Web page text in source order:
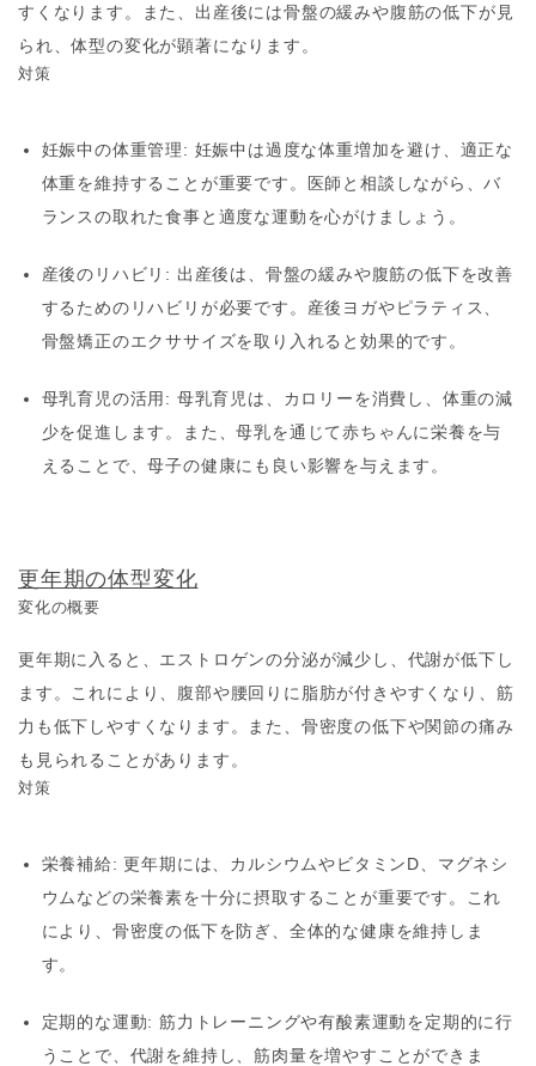
すくなります。また、出産後には骨盤の緩みや腹筋の低下が見
られ、体型の変化が顕著になります。
対策
妊娠中の体重管理: 妊娠中は過度な体重増加を避け、適正な
体重を維持することが重要です。医師と相談しながら、バ
ランスの取れた食事と適度な運動を心がけましょう。
産後のリハビリ : 出産後は、骨盤の緩みや腹筋の低下を改善
するためのリハビリが必要です。産後ヨガやピラティス、
骨盤矯正のエクササイズを取り入れると効果的です。
母乳育児の活用 : 母乳育児は、カロリーを消費し、体重の減
少を促進します。また、母乳を通じて赤ちゃんに栄養を与
えることで、母子の健康にも良い影響を与えます。
更年期の体型変化
変化の概要
更年期に入ると、エストロゲンの分泌が減少し、代謝が低下し
ます。これにより、腹部や腰回りに脂肪が付きやすくなり、筋
力も低下しやすくなります。また、骨密度の低下や関節の痛み
も見られることがあります。
対策
栄養補給: 更年期には、カルシウムやビタミンD、マグネシ
ウムなどの栄養素を十分に摂取することが重要です。これ
により、骨密度の低下を防ぎ、全体的な健康を維持しま
す。
定期的な運動: 筋力トレーニングや有酸素運動を定期的に行
うことで、代謝を維持し、筋肉量を増やすことができま